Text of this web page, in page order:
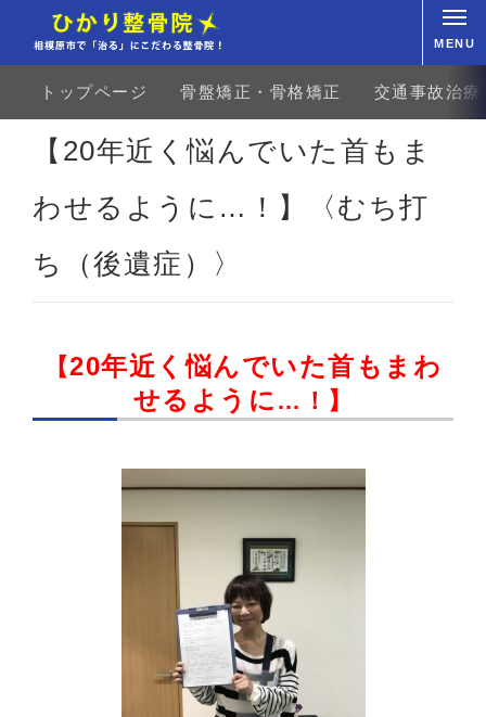
MENU
トップページ 骨盤矯正・骨格矯正 交通事故治療
ホーム お客様の声 腰部 腰痛 【20年近く悩んでいた首もまわせるように…！】〈むち打
【20年近く悩んでいた首もま
わせるように…！】〈むち打
ち（後遺症）〉
【20年近く悩んでいた首もまわ
せるように …！】